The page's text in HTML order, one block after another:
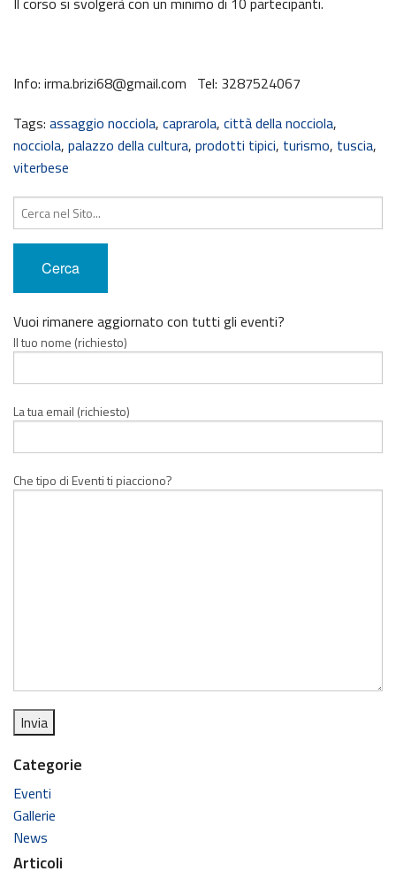
Info: irma.brizi68@gmail.com Tel: 3287524067
Tags: assaggio nocciola, caprarola, città della nocciola,
nocciola, palazzo della cultura, prodotti tipici, turismo, tuscia,
viterbese
Cerca:
Vuoi rimanere aggiornato con tutti gli eventi?
Il tuo nome (richiesto)
La tua email (richiesto)
Che tipo di Eventi ti piacciono?
Categorie
Eventi
Gallerie
News
Articoli